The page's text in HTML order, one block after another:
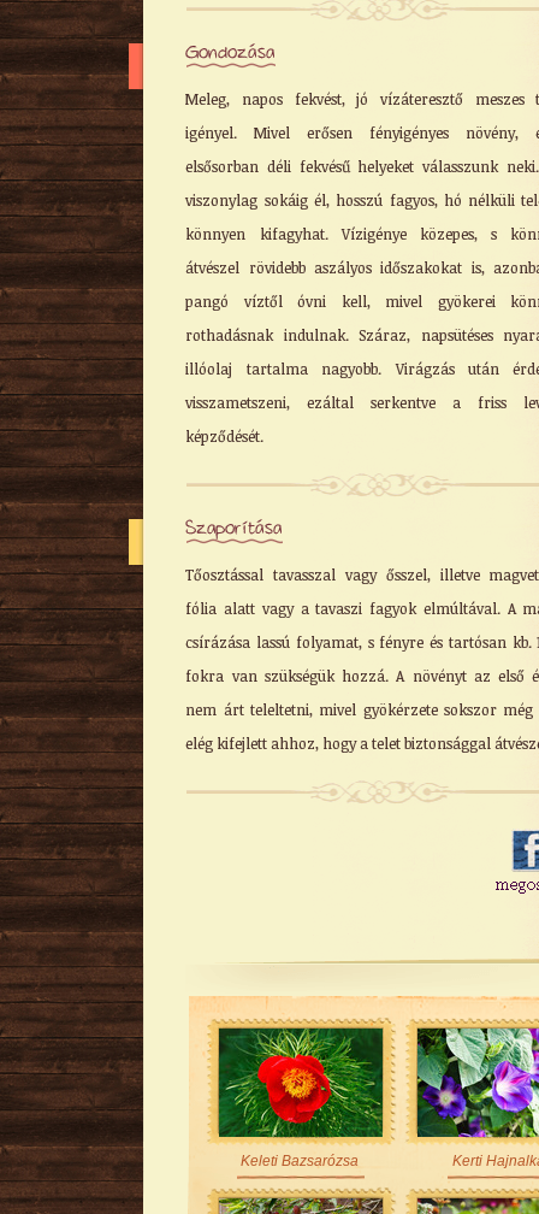
Gondozása
Meleg, napos fekvést, jó vízáteresztő meszes
igényel. Mivel erősen fényigényes növény,
elsősorban déli fekvésű helyeket válasszunk
viszonylag sokáig él, hosszú fagyos, hó nélküli
könnyen kifagyhat. Vízigénye közepes, s
átvészel rövidebb aszályos időszakokat is,
pangó víztől óvni kell, mivel gyökerei
rothadásnak indulnak. Száraz, napsütéses
illóolaj tartalma nagyobb. Virágzás után
visszametszeni, ezáltal serkentve a friss
képződését.
Szaporítása
Tőosztással tavasszal vagy ősszel, illetve
fólia alatt vagy a tavaszi fagyok elmúltával. A
csírázása lassú folyamat, s fényre és tartósan kb.
fokra van szükségük hozzá. A növényt az első
nem árt teleltetni, mivel gyökérzete sokszor még
elég kifejlett ahhoz, hogy a telet biztonsággal
Keleti Bazsarózsa Kerti